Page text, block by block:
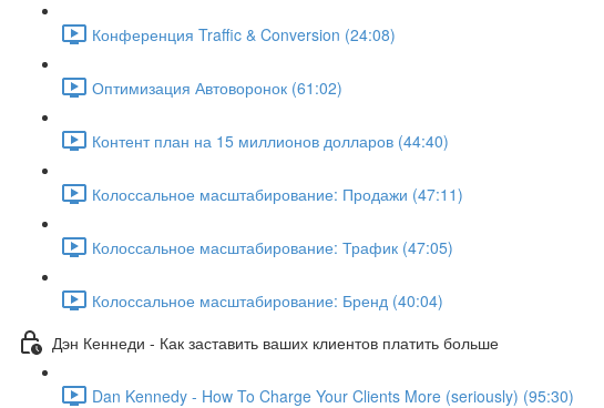
Конференция Traffic & Conversion (24:08)
Оптимизация Автоворонок (61:02)
Контент план на 15 миллионов долларов (44:40)
Колоссальное масштабирование: Продажи (47:11)
Колоссальное масштабирование: Трафик (47:05)
Колоссальное масштабирование: Бренд (40:04)
Дэн Кеннеди - Как заставить ваших клиентов платить больше
Dan Kennedy - How To Charge Your Clients More (seriously) (95:30)